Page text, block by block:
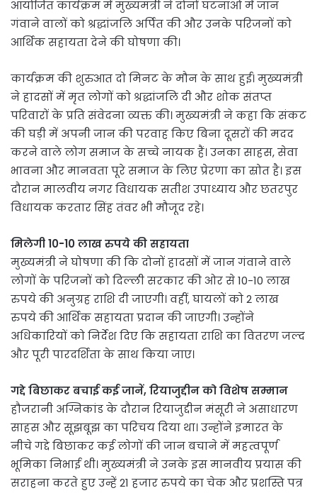
आयोजित कार्यक्रम में मुख्यमंत्री ने दोनों घटनाओं में जान
गंवाने वालों को श्रद्धांजलि अर्पित की और उनके परिजनों को
आर्थिक सहायता देने की घोषणा की।
कार्यक्रम की शुरुआत दो मिनट के मौन के साथ हुई। मुख्यमंत्री
ने हादसों में मृत लोगों को श्रद्धांजलि दी और शोक संतप्त
परिवारों के प्रति संवेदना व्यक्त की। मुख्यमंत्री ने कहा कि संकट
की घड़ी में अपनी जान की परवाह किए बिना दूसरों की मदद
करने वाले लोग समाज के सच्चे नायक हैं। उनका साहस, सेवा
भावना और मानवता पूरे समाज के लिए प्रेरणा का स्रोत है। इस
दौरान मालवीय नगर विधायक सतीश उपाध्याय और छतरपुर
विधायक करतार सिंह तंवर भी मौजूद रहे।
मिलेगी 10-10 लाख रुपये की सहायता
मुख्यमंत्री ने घोषणा की कि दोनों हादसों में जान गंवाने वाले
लोगों के परिजनों को दिल्ली सरकार की ओर से 10-10 लाख
रुपये की अनुग्रह राशि दी जाएगी। वहीं, घायलों को 2 लाख
रुपये की आर्थिक सहायता प्रदान की जाएगी। उन्होंने
अधिकारियों को निर्देश दिए कि सहायता राशि का वितरण जल्द
और पूरी पारदर्शिता के साथ किया जाए।
गद्दे बिछाकर बचाई कई जानें, रियाजुद्दीन को विशेष सम्मान
हौजरानी अग्निकांड के दौरान रियाजुद्दीन मंसूरी ने असाधारण
साहस और सूझबूझ का परिचय दिया था। उन्होंने इमारत के
नीचे गद्दे बिछाकर कई लोगों की जान बचाने में महत्वपूर्ण
भूमिका निभाई थी। मुख्यमंत्री ने उनके इस मानवीय प्रयास की
सराहना करते हुए उन्हें 21 हजार रुपये का चेक और प्रशस्ति पत्र